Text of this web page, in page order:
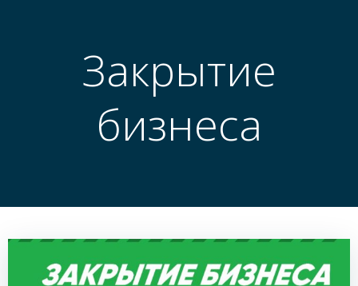
Закрытие
бизнеса